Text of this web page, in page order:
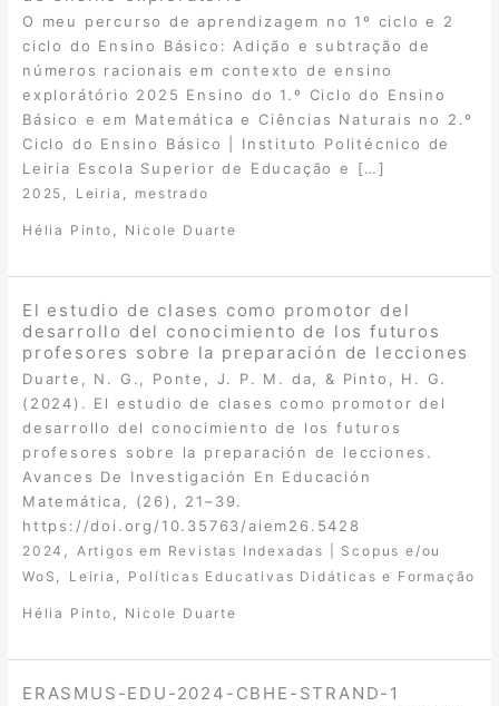
O meu percurso de aprendizagem no 1º ciclo e 2
ciclo do Ensino Básico: Adição e subtração de
números racionais em contexto de ensino
explorátório 2025 Ensino do 1.º Ciclo do Ensino
Básico e em Matemática e Ciências Naturais no 2.º
Ciclo do Ensino Básico | Instituto Politécnico de
Leiria Escola Superior de Educação e […]
2025 Leiria mestrado
Hélia Pinto , Nicole Duarte
El estudio de clases como promotor del
desarrollo del conocimiento de los futuros
profesores sobre la preparación de lecciones
Duarte, N. G., Ponte, J. P. M. da, & Pinto, H. G.
(2024). El estudio de clases como promotor del
desarrollo del conocimiento de los futuros
profesores sobre la preparación de lecciones.
Avances De Investigación En Educación
Matemática, (26), 21–39.
https://doi.org/10.35763/aiem26.5428
2024
Artigos em Revistas Indexadas | Scopus e/ou
WoS
Leiria Políticas Educativas Didáticas e Formação
Hélia Pinto Nicole Duarte
ERASMUS-EDU-2024-CBHE-STRAND-1